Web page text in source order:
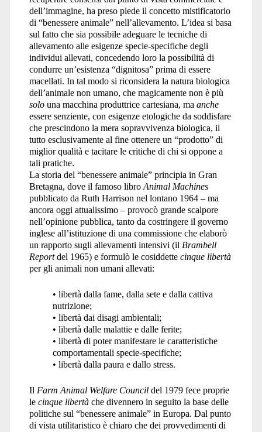
dell’immagine, ha preso piede il concetto mistificatorio
di “benessere animale” nell’allevamento. L’idea si basa
sul fatto che sia possibile adeguare le tecniche di
allevamento alle esigenze specie-specifiche degli
individui allevati, concedendo loro la possibilità di
condurre un’esistenza “dignitosa” prima di essere
macellati. In tal modo si riconsidera la natura biologica
dell’animale non umano, che magicamente non è più
solouna macchina produttrice cartesiana, ma anche
essere senziente, con esigenze etologiche da soddisfare
che prescindono la mera sopravvivenza biologica, il
tutto esclusivamente al fine ottenere un “prodotto” di
miglior qualità e tacitare le critiche di chi si oppone a
tali pratiche.
La storia del “benessere animale” principia in Gran
Bretagna, dove il famoso libro Animal Machines
pubblicato da Ruth Harrison nel lontano 1964 – ma
ancora oggi attualissimo – provocò grande scalpore
nell’opinione pubblica, tanto da costringere il governo
inglese all’istituzione di una commissione che elaborò
un rapporto sugli allevamenti intensivi (il Brambell
Reportdel 1965) e formulò le cosiddette cinque libertà
per gli animali non umani allevati:
• libertà dalla fame, dalla sete e dalla cattiva
nutrizione;
• libertà dai disagi ambientali;
• libertà dalle malattie e dalle ferite;
• libertà di poter manifestare le caratteristiche
comportamentali specie-specifiche;
• libertà dalla paura e dallo stress.
Il Farm Animal Welfare Councildel 1979 fece proprie
le cinque libertàche divennero in seguito la base delle
politiche sul “benessere animale” in Europa. Dal punto
di vista utilitaristico è chiaro che dei provvedimenti di